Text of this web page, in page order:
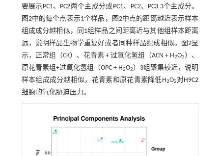
要展示PC1、PC2两个主成分或PC1、PC2、PC3 3个主成分。
图2中的每个点表示1个样品， 图2中点的距离越近表示样本
组成成分越相似，同1组样品之间距离近与其他组样本距离
远，说明样品生物学重复好或者同种样品组成相似。
图2显
示，正常组（CK）、花青素 + 过氧化氢组（ACN + H2O2 ）、
原花青素组+过氧化氢组（OPC + H2O2 ）3组聚集较近，说明
样本组成成分越相似，花青素和原花青素降低H2O2对H9C2
细胞的氧化胁迫压力。